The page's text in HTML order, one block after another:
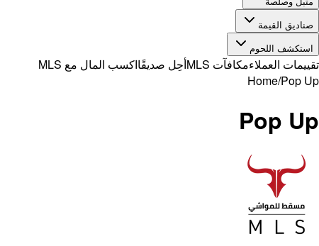
صناديق القيمة
استكشف اللحوم
تقييمات العملاءمكافآت MLS أحِل صديقًااكسب المال مع MLS
Home/Pop Up
Pop Up